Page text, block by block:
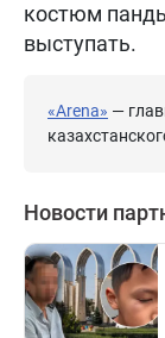
костюм
выступать.
«Arena» —